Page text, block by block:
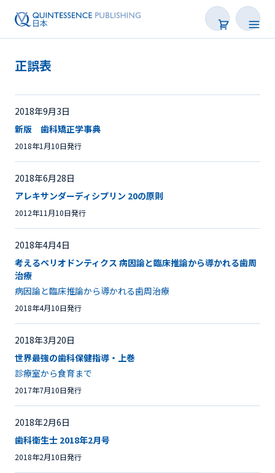
著者一覧
正誤表
2018年9月3日
新版 歯科矯正学事典
2018年1月10日発行
2018年6月28日
アレキサンダーディシプリン 20の原則
2012年11月10日発行
2018年4月4日
考えるペリオドンティクス 病因論と臨床推論から導かれる歯周
治療
病因論と臨床推論から導かれる歯周治療
2018年4月10日発行
2018年3月20日
世界最強の歯科保健指導・上巻
診療室から食育まで
2017年7月10日発行
2018年2月6日
歯科衛生士 2018年2月号
2018年2月10日発行